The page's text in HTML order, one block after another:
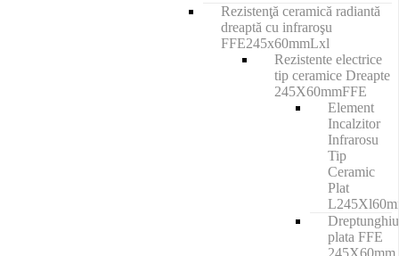
Rezistenţă ceramică radiantă
dreaptă cu infraroşu
FFE245x60mmLxl
Rezistente electrice
tip ceramice Dreapte
245X60mmFFE
Element
Incalzitor
Infrarosu
Tip
Ceramic
Plat
plata FFE